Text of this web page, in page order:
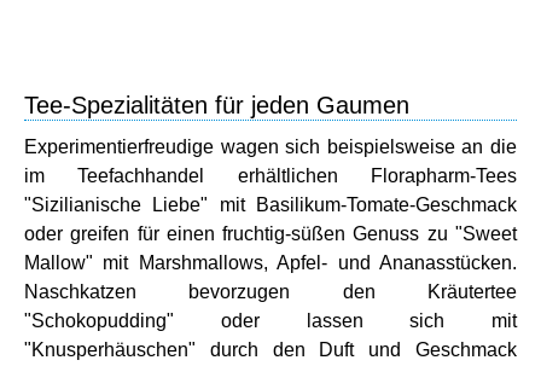
Tee-Spezialitäten für jeden Gaumen
Experimentierfreudige wagen sich beispielsweise an die
im Teefachhandel erhältlichen Florapharm-Tees
"Sizilianische Liebe" mit Basilikum-Tomate-Geschmack
oder greifen für einen fruchtig-süßen Genuss zu "Sweet
Mallow" mit Marshmallows, Apfel- und Ananasstücken.
Naschkatzen bevorzugen den Kräutertee
"Schokopudding" oder lassen sich mit
"Knusperhäuschen" durch den Duft und Geschmack